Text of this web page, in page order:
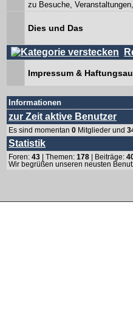
zu Besuche,
Dies und Das
Impressum &
Informationen
zur Zeit aktive Benutzer
Es sind momentan 0 Mitglieder und
Statistik
Foren: 43 | Themen: 178 | Beiträge:
Wir begrüßen unseren neusten